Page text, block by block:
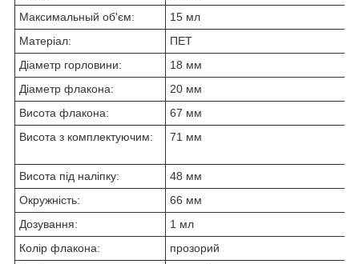
Максимальный об'єм:
15 мл
Матеріал:
ПЕТ
Діаметр горловини:
18 мм
Діаметр флакона:
20 мм
Висота флакона:
67 мм
Висота з комплектуючим:
71 мм
Висота під наліпку:
48 мм
Окружність:
66 мм
Дозування:
1 мл
Колір флакона:
прозорий